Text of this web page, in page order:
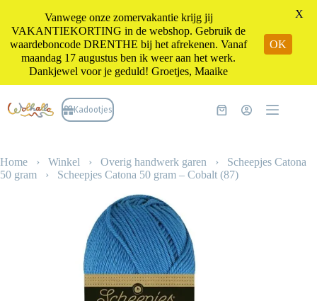
naar
de
Kadootjes Winkelwagen
Home › Winkel › Overig handwerk garen › Scheepjes Catona
50 gram › Scheepjes Catona 50 gram – Cobalt (87)
Vanwege onze zomervakantie krijg jij
VAKANTIEKORTING in de webshop. Gebruik de
waardeboncode DRENTHE bij het afrekenen. Vanaf
maandag 17 augustus ben ik weer aan het werk.
Dankjewel voor je geduld! Groetjes, Maaike
OK
X